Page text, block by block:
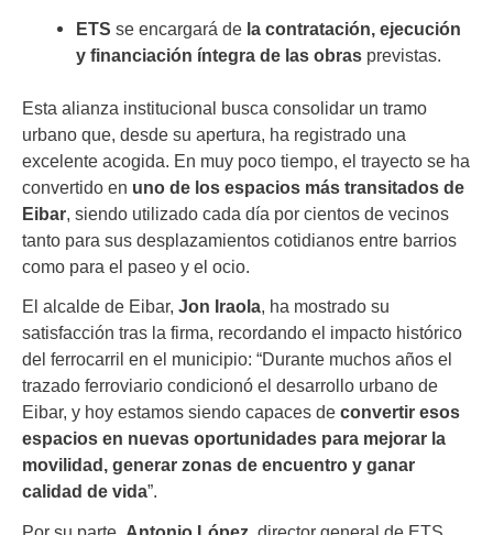
ETS se encargará de la contratación, ejecución
y financiación íntegra de las obras previstas.
Esta alianza institucional busca consolidar un tramo
urbano que, desde su apertura, ha registrado una
excelente acogida. En muy poco tiempo, el trayecto se ha
convertido en uno de los espacios más transitados de
Eibar, siendo utilizado cada día por cientos de vecinos
tanto para sus desplazamientos cotidianos entre barrios
como para el paseo y el ocio.
El alcalde de Eibar, Jon Iraola, ha mostrado su
satisfacción tras la firma, recordando el impacto histórico
del ferrocarril en el municipio: “Durante muchos años el
trazado ferroviario condicionó el desarrollo urbano de
Eibar, y hoy estamos siendo capaces de convertir esos
espacios en nuevas oportunidades para mejorar la
movilidad, generar zonas de encuentro y ganar
calidad de vida”.